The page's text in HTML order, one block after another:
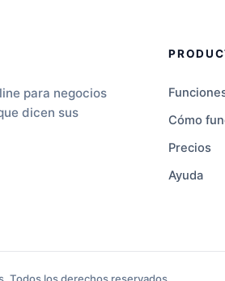
para negocios
dicen sus
Cómo
Precios
Ayuda